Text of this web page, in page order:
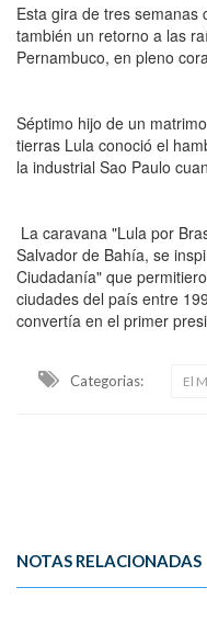
Esta gira de tres
también un retorno a las
Pernambuco, en pleno
Séptimo hijo de un
tierras Lula conoció el
la industrial Sao Paulo
La caravana "Lula por
Salvador de Bahía, se
Ciudadanía" que
ciudades del país entre
convertía en el primer
Categorias: El
NOTAS RELACIONADAS